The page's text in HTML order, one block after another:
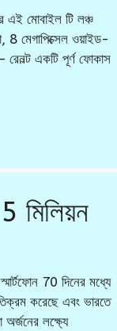
এই মোবাইল টি লঞ্চ
8 মেগাপিক্সেল ওয়াইড-
রেনল্ট একটি পূর্ণ ফোকাস
মিলিয়ন
70 দিনের মধ্যে
করেছে এবং ভারতে
অর্জনের লক্ষ্যে